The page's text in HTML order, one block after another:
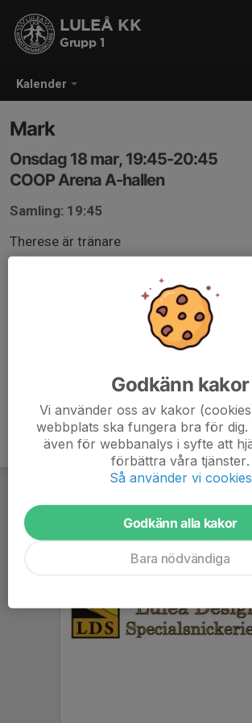
Kalender
LULEÅ KK
Grupp 1
Mark
Onsdag 18 mar, 19:45-20:45
COOP Arena A-hallen
Samling: 19:45
Therese är tränare
Godkänn kakor
Vi använder oss av kakor
webbplats ska fungera bra för dig.
även för webbanalys i syfte att
förbättra våra tjänster.
Så använder vi cookies
Godkänn alla kakor
Bara nödvändiga